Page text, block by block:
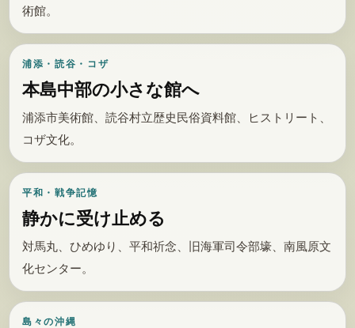
術館。
浦添・読谷・コザ
本島中部の小さな館へ
浦添市美術館、読谷村立歴史民俗資料館、ヒストリート、
コザ文化。
平和・戦争記憶
静かに受け止める
対馬丸、ひめゆり、平和祈念、旧海軍司令部壕、南風原文
化センター。
島々の沖縄